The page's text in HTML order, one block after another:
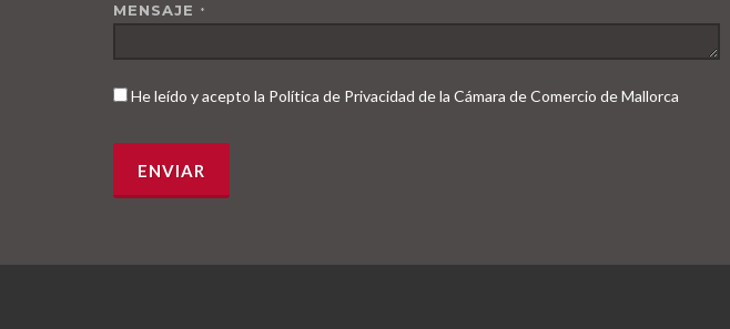
MENSAJE *
He leído y acepto la Política de Privacidad de la Cámara de Comercio de Mallorca